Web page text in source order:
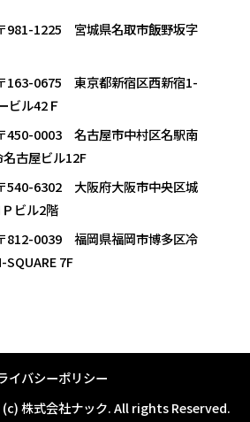
1225 宮城県名取市飯野坂字
0675 東京都新宿区西新宿1-
ビル42Ｆ
450-0003 名古屋市中村区名駅南
古屋ビル12F
6302 大阪府大阪市中央区城
ビル2階
0039 福岡県福岡市博多区冷
7F
イバシーポリシー
株式会社ナック.All rights Reserved.